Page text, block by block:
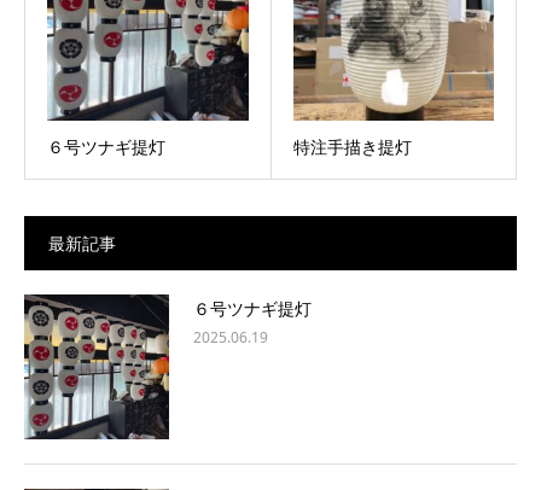
６号ツナギ提灯 特注手描き提灯
最新記事
６号ツナギ提灯
2025.06.19